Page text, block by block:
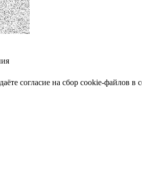
cогласие на сбор cookie-файлов в